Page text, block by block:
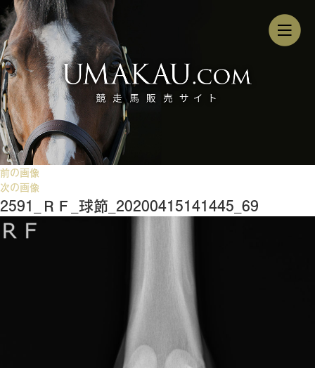
前の画像
次の画像
2591_ＲＦ_球節_20200415141445_69